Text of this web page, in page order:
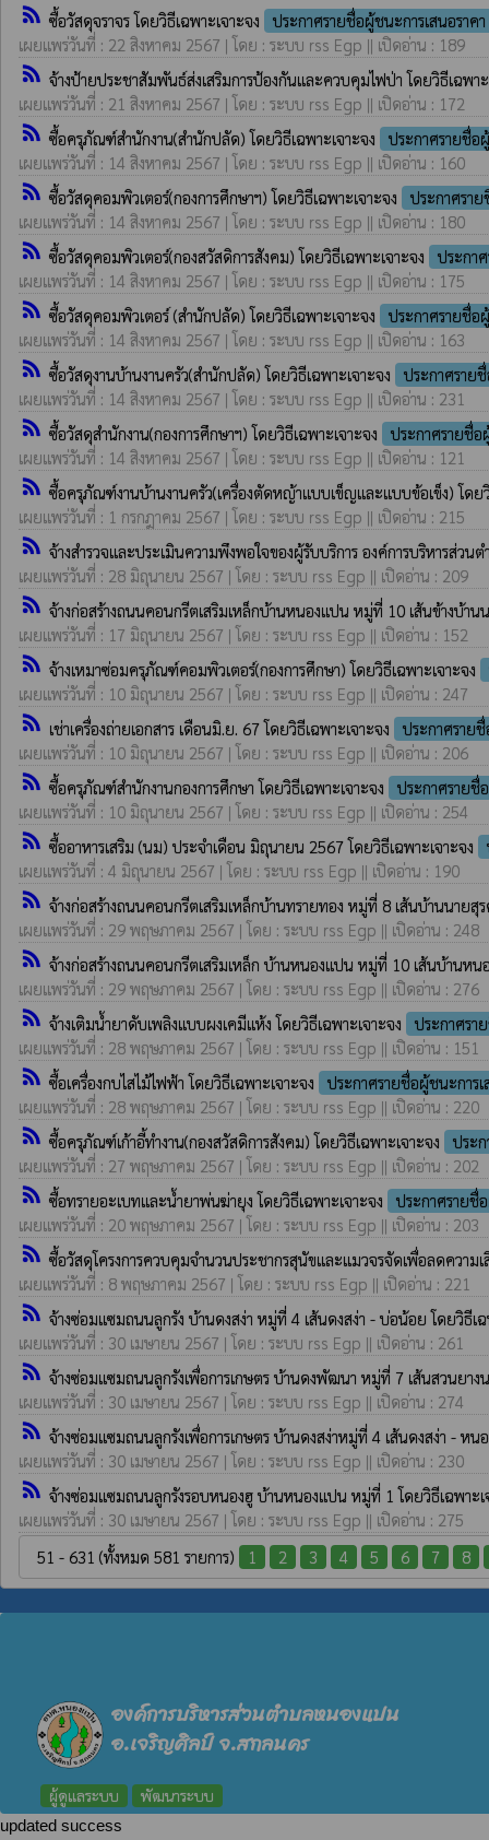
rss_feed ซื้อวัสดุจราจร โดยวิธีเฉพาะเจาะจง
ประกาศรายชื่อผู้ชนะการเสนอราคา
เผยแพร่วันที่ : 22 สิงหาคม 2567 | โดย : ระบบ rss Egp || เปิดอ่าน : 189
rss_feed จ้างป้ายประชาสัมพันธ์ส่งเสริมการป้องกันและควบคุมไฟป่า โดยวิธีเฉพา
เผยแพร่วันที่ : 21 สิงหาคม 2567 | โดย : ระบบ rss Egp || เปิดอ่าน : 172
rss_feed ซื้อครุภัณฑ์สำนักงาน(สำนักปลัด) โดยวิธีเฉพาะเจาะจง
ประกาศรายชื่อ
เผยแพร่วันที่ : 14 สิงหาคม 2567 | โดย : ระบบ rss Egp || เปิดอ่าน : 160
rss_feed ซื้อวัสดุคอมพิวเตอร์(กองการศึกษาฯ) โดยวิธีเฉพาะเจาะจง
ประกาศราย
เผยแพร่วันที่ : 14 สิงหาคม 2567 | โดย : ระบบ rss Egp || เปิดอ่าน : 180
rss_feed ซื้อวัสดุคอมพิวเตอร์(กองสวัสดิการสังคม) โดยวิธีเฉพาะเจาะจง
ประกา
เผยแพร่วันที่ : 14 สิงหาคม 2567 | โดย : ระบบ rss Egp || เปิดอ่าน : 175
rss_feed ซื้อวัสดุคอมพิวเตอร์ (สำนักปลัด) โดยวิธีเฉพาะเจาะจง
ประกาศรายชื่อ
เผยแพร่วันที่ : 14 สิงหาคม 2567 | โดย : ระบบ rss Egp || เปิดอ่าน : 163
rss_feed ซื้อวัสดุงานบ้านงานครัว(สำนักปลัด) โดยวิธีเฉพาะเจาะจง
ประกาศราย
เผยแพร่วันที่ : 14 สิงหาคม 2567 | โดย : ระบบ rss Egp || เปิดอ่าน : 231
rss_feed ซื้อวัสดุสำนักงาน(กองการศึกษาฯ) โดยวิธีเฉพาะเจาะจง
ประกาศรายชื่อ
เผยแพร่วันที่ : 14 สิงหาคม 2567 | โดย : ระบบ rss Egp || เปิดอ่าน : 121
rss_feed ซื้อครุภัณฑ์งานบ้านงานครัว(เครื่องตัดหญ้าแบบเข็ญและแบบข้อเข็ง) โดย
เผยแพร่วันที่ : 1 กรกฎาคม 2567 | โดย : ระบบ rss Egp || เปิดอ่าน : 215
rss_feed จ้างสำรวจและประเมินความพึงพอใจของผู้รับบริการ องค์การบริหารส่ว
เผยแพร่วันที่ : 28 มิถุนายน 2567 | โดย : ระบบ rss Egp || เปิดอ่าน : 209
rss_feed จ้างก่อสร้างถนนคอนกรีตเสริมเหล็กบ้านหนองแปน หมู่ที่ 10 เส้นข้างบ้า
เผยแพร่วันที่ : 17 มิถุนายน 2567 | โดย : ระบบ rss Egp || เปิดอ่าน : 152
rss_feed จ้างเหมาซ่อมครุภัณฑ์คอมพิวเตอร์(กองการศึกษา) โดยวิธีเฉพาะเจาะจง
เผยแพร่วันที่ : 10 มิถุนายน 2567 | โดย : ระบบ rss Egp || เปิดอ่าน : 247
rss_feed เช่าเครื่องถ่ายเอกสาร เดือนมิ.ย. 67 โดยวิธีเฉพาะเจาะจง
ประกาศราย
เผยแพร่วันที่ : 10 มิถุนายน 2567 | โดย : ระบบ rss Egp || เปิดอ่าน : 206
rss_feed ซื้อครุภัณฑ์สำนักงานกองการศึกษา โดยวิธีเฉพาะเจาะจง
ประกาศรายชื่
เผยแพร่วันที่ : 10 มิถุนายน 2567 | โดย : ระบบ rss Egp || เปิดอ่าน : 254
rss_feed ซื้ออาหารเสริม (นม) ประจำเดือน มิถุนายน 2567 โดยวิธีเฉพาะเจาะจง
เผยแพร่วันที่ : 4 มิถุนายน 2567 | โดย : ระบบ rss Egp || เปิดอ่าน : 190
rss_feed จ้างก่อสร้างถนนคอนกรีตเสริมเหล็กบ้านทรายทอง หมู่ที่ 8 เส้นบ้านนาย
เผยแพร่วันที่ : 29 พฤษภาคม 2567 | โดย : ระบบ rss Egp || เปิดอ่าน : 248
rss_feed จ้างก่อสร้างถนนคอนกรีตเสริมเหล็ก บ้านหนองแปน หมู่ที่ 10 เส้นบ้านห
เผยแพร่วันที่ : 29 พฤษภาคม 2567 | โดย : ระบบ rss Egp || เปิดอ่าน : 276
rss_feed จ้างเติมน้ำยาดับเพลิงแบบผงเคมีแห้ง โดยวิธีเฉพาะเจาะจง
ประกาศรา
เผยแพร่วันที่ : 28 พฤษภาคม 2567 | โดย : ระบบ rss Egp || เปิดอ่าน : 151
rss_feed ซื้อเครื่องกบไสไม้ไฟฟ้า โดยวิธีเฉพาะเจาะจง
ประกาศรายชื่อผู้ชนะการเ
เผยแพร่วันที่ : 28 พฤษภาคม 2567 | โดย : ระบบ rss Egp || เปิดอ่าน : 220
rss_feed ซื้อครุภัณฑ์เก้าอี้ทำงาน(กองสวัสดิการสังคม) โดยวิธีเฉพาะเจาะจง
ประ
เผยแพร่วันที่ : 27 พฤษภาคม 2567 | โดย : ระบบ rss Egp || เปิดอ่าน : 202
rss_feed ซื้อทรายอะเบทและน้ำยาพ่นฆ่ายุง โดยวิธีเฉพาะเจาะจง
ประกาศรายชื่
เผยแพร่วันที่ : 20 พฤษภาคม 2567 | โดย : ระบบ rss Egp || เปิดอ่าน : 203
rss_feed ซื้อวัสดุโครงการควบคุมจำนวนประชากรสุนัขและแมวจรจัดเพื่อลดความ
เผยแพร่วันที่ : 8 พฤษภาคม 2567 | โดย : ระบบ rss Egp || เปิดอ่าน : 221
rss_feed จ้างซ่อมแซมถนนลูกรัง บ้านดงสง่า หมู่ที่ 4 เส้นดงสง่า - บ่อน้อย โดยวิธีเ
เผยแพร่วันที่ : 30 เมษายน 2567 | โดย : ระบบ rss Egp || เปิดอ่าน : 261
rss_feed จ้างซ่อมแซมถนนลูกรังเพื่อการเกษตร บ้านดงพัฒนา หมู่ที่ 7 เส้นสวนย
เผยแพร่วันที่ : 30 เมษายน 2567 | โดย : ระบบ rss Egp || เปิดอ่าน : 274
rss_feed จ้างซ่อมแซมถนนลูกรังเพื่อการเกษตร บ้านดงสง่าหมู่ที่ 4 เส้นดงสง่า - หน
เผยแพร่วันที่ : 30 เมษายน 2567 | โดย : ระบบ rss Egp || เปิดอ่าน : 230
rss_feed จ้างซ่อมแซมถนนลูกรังรอบหนองฮู บ้านหนองแปน หมู่ที่ 1 โดยวิธีเฉพาะ
เผยแพร่วันที่ : 30 เมษายน 2567 | โดย : ระบบ rss Egp || เปิดอ่าน : 275
51 - 631 (ทั้งหมด 581 รายการ)
1 2 3 4 5 6 7 8
องค์การบริหารส่วนตำบลหนองแปน
อ.เจริญศิลป์ จ.สกลนคร
ผู้ดูแลระบบ พัฒนาระบบ
updated success